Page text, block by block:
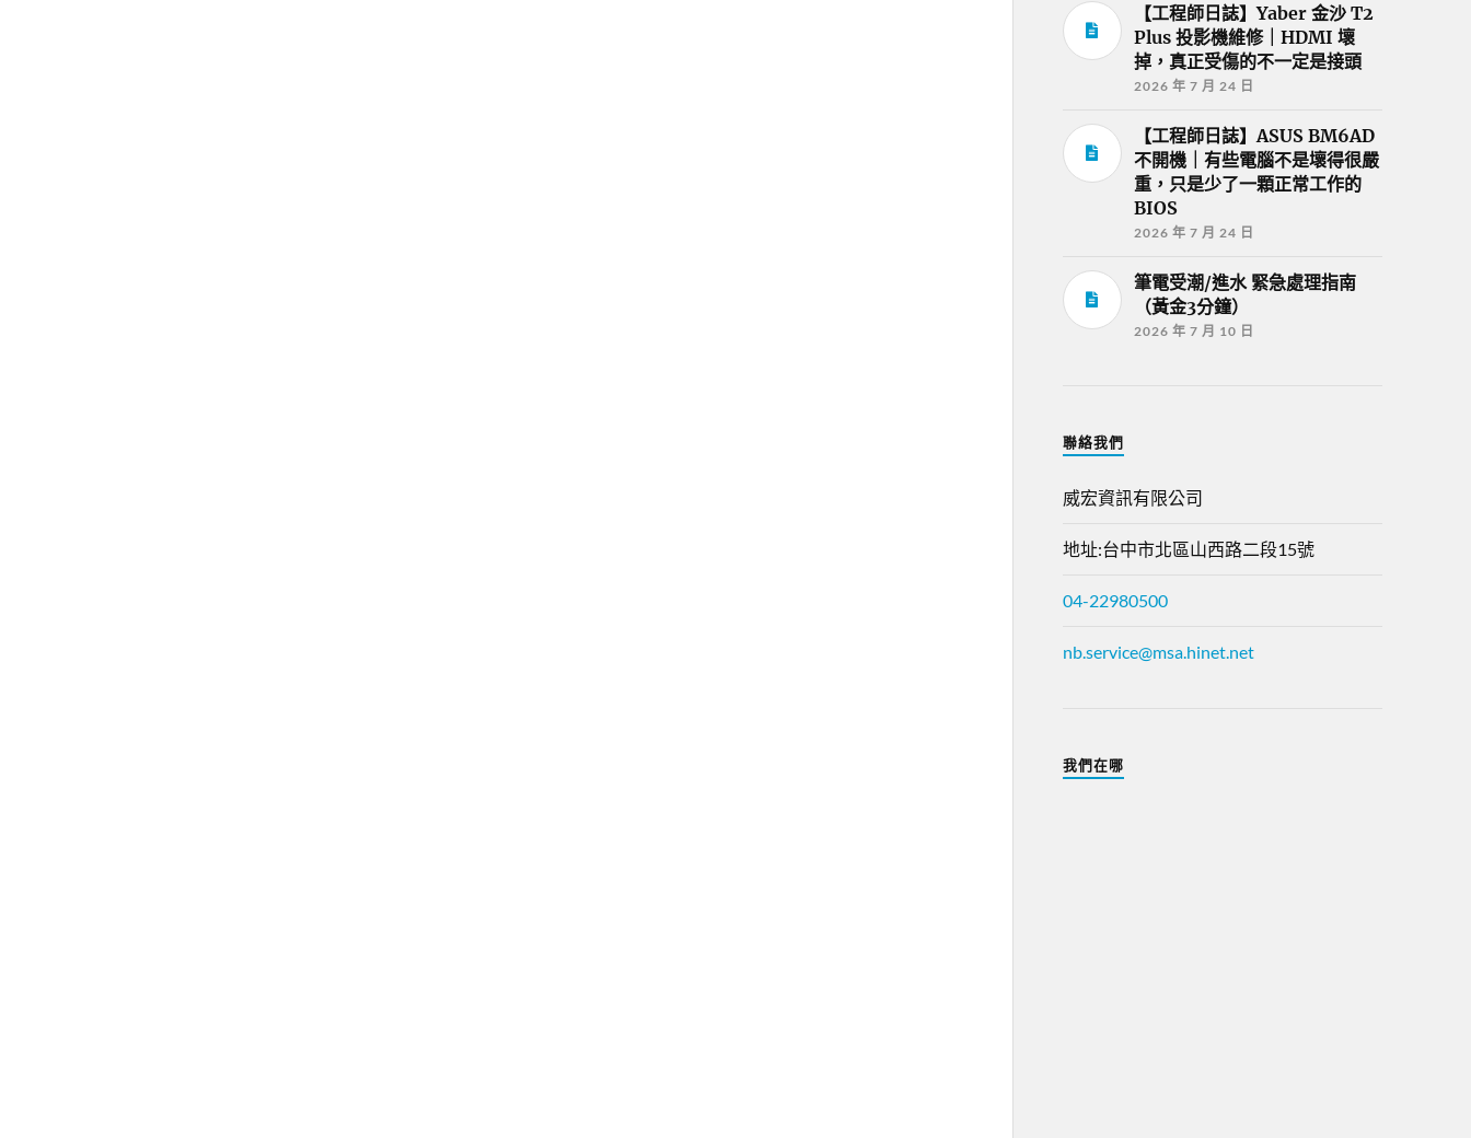
【工程師日誌】Yaber 金沙 T2
Plus 投影機維修｜HDMI 壞
掉，真正受傷的不一定是接頭
2026 年 7 月 24 日
【工程師日誌】ASUS BM6AD
不開機｜有些電腦不是壞得很嚴
重，只是少了一顆正常工作的
BIOS
2026 年 7 月 24 日
筆電受潮/進水 緊急處理指南
（黃金3分鐘）
2026 年 7 月 10 日
聯絡我們
威宏資訊有限公司
地址:台中市北區山西路二段15號
04-22980500
nb.service@msa.hinet.net
我們在哪